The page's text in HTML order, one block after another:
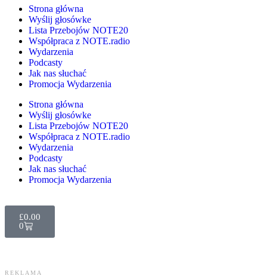
Strona główna
Wyślij głosówke
Lista Przebojów NOTE20
Współpraca z NOTE.radio
Wydarzenia
Podcasty
Jak nas słuchać
Promocja Wydarzenia
Strona główna
Wyślij głosówke
Lista Przebojów NOTE20
Współpraca z NOTE.radio
Wydarzenia
Podcasty
Jak nas słuchać
Promocja Wydarzenia
£0.00
0